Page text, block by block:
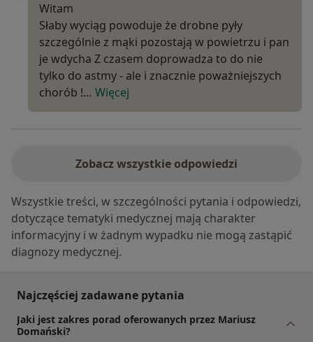
Witam
Słaby wyciąg powoduje że drobne pyły
szczególnie z mąki pozostają w powietrzu i pan
je wdycha Z czasem doprowadza to do nie
tylko do astmy - ale i znacznie poważniejszych
chorób !… Więcej
Zobacz wszystkie odpowiedzi
Wszystkie treści, w szczególności pytania i odpowiedzi,
dotyczące tematyki medycznej mają charakter
informacyjny i w żadnym wypadku nie mogą zastąpić
diagnozy medycznej.
Najczęściej zadawane pytania
Jaki jest zakres porad oferowanych przez Mariusz
Domański?